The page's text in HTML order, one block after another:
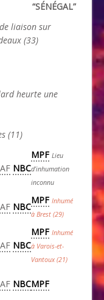
“SÉNÉGAL”
liaison sur
(33)
heurte une
(11)
NBC
MPF Lieu
d’inhumation
inconnu
NBC
MPF Inhumé
à Brest (29)
NBC
MPF Inhumé
à Varois-et-
Vantoux (21)
NBCMPF